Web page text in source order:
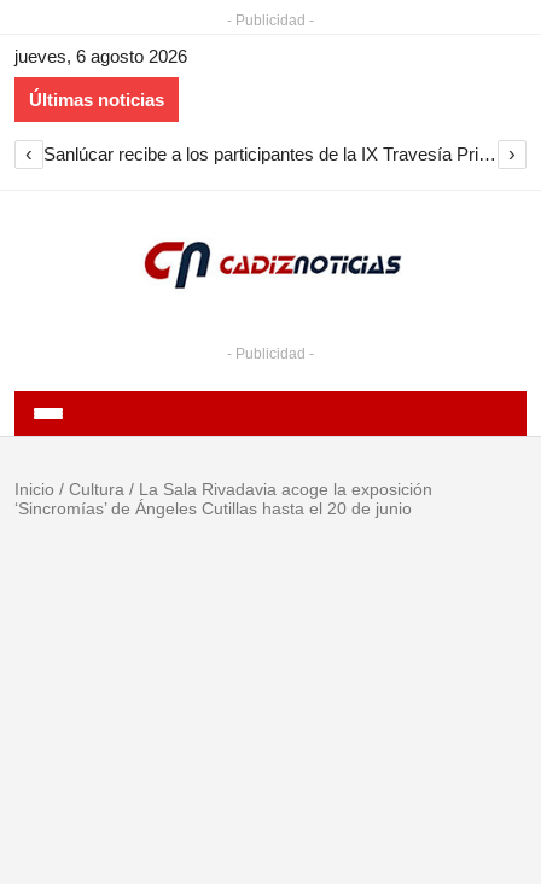
- Publicidad -
jueves, 6 agosto 2026
Últimas noticias
‹ Sanlúcar recibe a los participantes de la IX Travesía Primera Circunnavegación a Vela ›
- Publicidad -
Inicio / Cultura / La Sala Rivadavia acoge la exposición
‘Sincromías’ de Ángeles Cutillas hasta el 20 de junio